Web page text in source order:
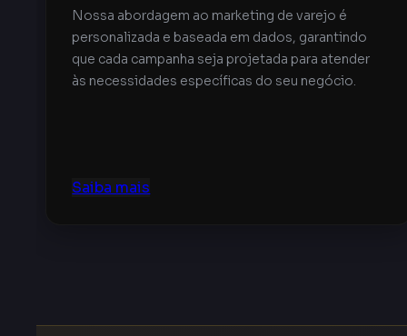
Nossa abordagem ao marketing de varejo é
personalizada e baseada em dados, garantindo
que cada campanha seja projetada para atender
às necessidades específicas do seu negócio.
Saiba mais